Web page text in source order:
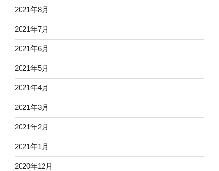
2021年8月
2021年7月
2021年6月
2021年5月
2021年4月
2021年3月
2021年2月
2021年1月
2020年12月